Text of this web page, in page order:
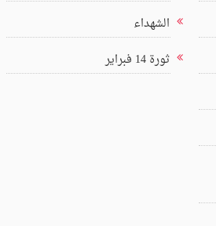
الشهداء
ثورة 14 فبراير